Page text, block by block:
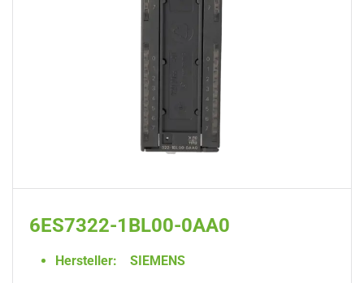
6ES7322-1BL00-0AA0
Hersteller:
SIEMENS